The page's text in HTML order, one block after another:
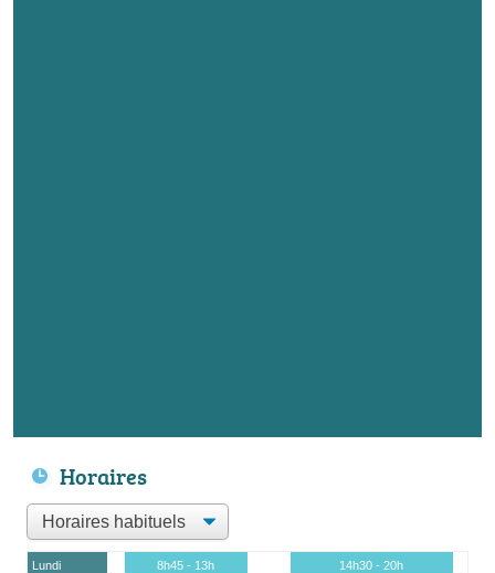
Horaires
Lundi 8h45 - 13h
14h30 - 20h